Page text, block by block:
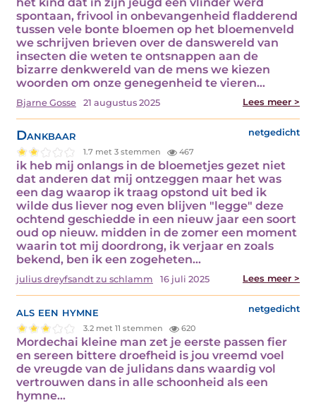
spontaan, frivool in onbevangenheid fladderend
tussen vele bonte bloemen op het bloemenveld
we schrijven brieven over de danswereld van
insecten die weten te ontsnappen aan de
bizarre denkwereld van de mens we kiezen
woorden om onze genegenheid te vieren…
Bjarne Gosse 21 augustus 2025 Lees meer >
Dankbaar netgedicht
1.7 met 3 stemmen 467
ik heb mij onlangs in de bloemetjes gezet niet
dat anderen dat mij ontzeggen maar het was
een dag waarop ik traag opstond uit bed ik
wilde dus liever nog even blijven "legge" deze
ochtend geschiedde in een nieuw jaar een soort
oud op nieuw. midden in de zomer een moment
waarin tot mij doordrong, ik verjaar en zoals
bekend, ben ik een zogeheten…
julius dreyfsandt zu schlamm 16 juli 2025 Lees meer >
als een hymne netgedicht
3.2 met 11 stemmen 620
Mordechai kleine man zet je eerste passen fier
en sereen bittere droefheid is jou vreemd voel
de vreugde van de julidans dans waardig vol
vertrouwen dans in alle schoonheid als een
hymne…